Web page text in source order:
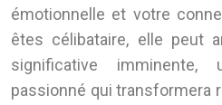
émotionnelle et votre
êtes célibataire, elle peut
significative
passionné qui transformera